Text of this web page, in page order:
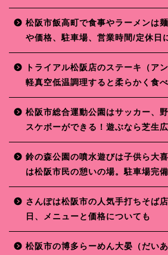
松阪市飯高町で食事やラーメンは
や価格、駐車場、営業時間/定休日
トライアル松阪店のステーキ（ア
軽真空低温調理すると柔らかく食
松阪市総合運動公園はサッカー、
スケボーができる！遊ぶなら芝生
鈴の森公園の噴水遊びは子供ら大
は松阪市民の憩いの場。駐車場完備
さんぽは松阪市の人気手打ちそば
日、メニューと価格についても
松阪市の博多らーめん大晏（だい